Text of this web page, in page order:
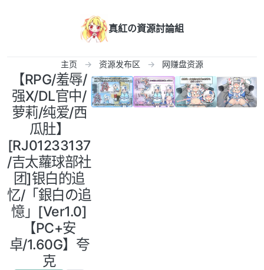
真紅の資源討論組
主页 资源发布区 网赚盘资源
【RPG/羞辱/
强X/DL官中/
萝莉/纯爱/西
瓜肚】
[RJ01233137
/吉太蘿球部社
团]银白的追
忆/「銀白の追
憶」[Ver1.0]
【PC+安
卓/1.60G】夸
克